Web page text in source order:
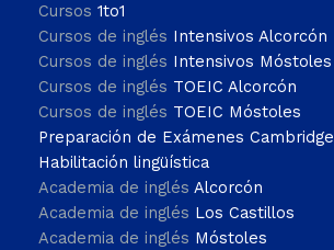
Cursos 1to1
Cursos de inglés Intensivos Alcorcón
Cursos de inglés Intensivos Móstoles
Cursos de inglés TOEIC Alcorcón
Cursos de inglés TOEIC Móstoles
Preparación de Exámenes Cambridge
Habilitación lingüística
Academia de inglés Alcorcón
Academia de inglés Los Castillos
Academia de inglés Móstoles